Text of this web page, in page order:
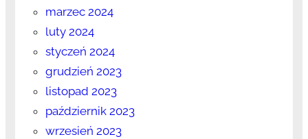
marzec 2024
luty 2024
styczeń 2024
grudzień 2023
listopad 2023
październik 2023
wrzesień 2023